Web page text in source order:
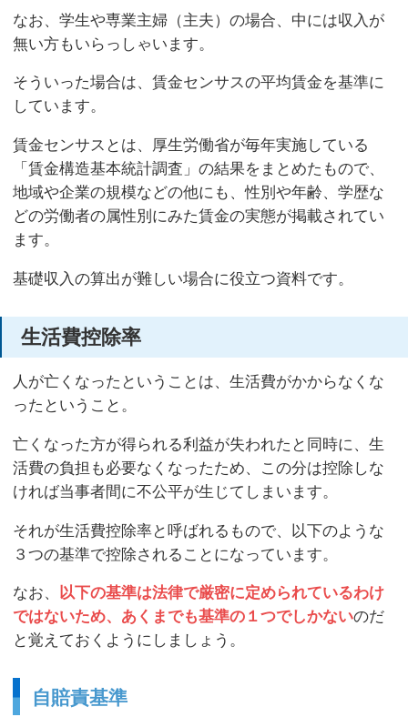
なお、学生や専業主婦（主夫）の場合、中には収入が
無い方もいらっしゃいます。
そういった場合は、賃金センサスの平均賃金を基準に
しています。
賃金センサスとは、厚生労働省が毎年実施している
「賃金構造基本統計調査」の結果をまとめたもので、
地域や企業の規模などの他にも、性別や年齢、学歴な
どの労働者の属性別にみた賃金の実態が掲載されてい
ます。
基礎収入の算出が難しい場合に役立つ資料です。
生活費控除率
人が亡くなったということは、生活費がかからなくな
ったということ。
亡くなった方が得られる利益が失われたと同時に、生
活費の負担も必要なくなったため、この分は控除しな
ければ当事者間に不公平が生じてしまいます。
それが生活費控除率と呼ばれるもので、以下のような
３つの基準で控除されることになっています。
なお、 以下の基準は法律で厳密に定められているわけ
ではないため、あくまでも基準の１つでしかないのだ
と覚えておくようにしましょう。
自賠責基準